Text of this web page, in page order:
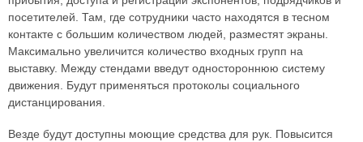
посетителей. Там, где сотрудники часто находятся в тесном
контакте с большим количеством людей, разместят экраны.
Максимально увеличится количество входных групп на
выставку. Между стендами введут одностороннюю систему
движения. Будут применяться протоколы социального
дистанцирования.
Везде будут доступны моющие средства для рук. Повысится